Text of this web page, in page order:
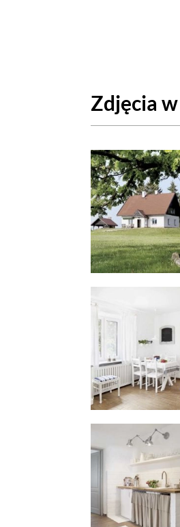
Zdjęcia
NATURALNA
ZWIERZĘTA DOMOWE
RĘKODZIEŁO
PRZYSTAWKI
PRZETWORY INNE